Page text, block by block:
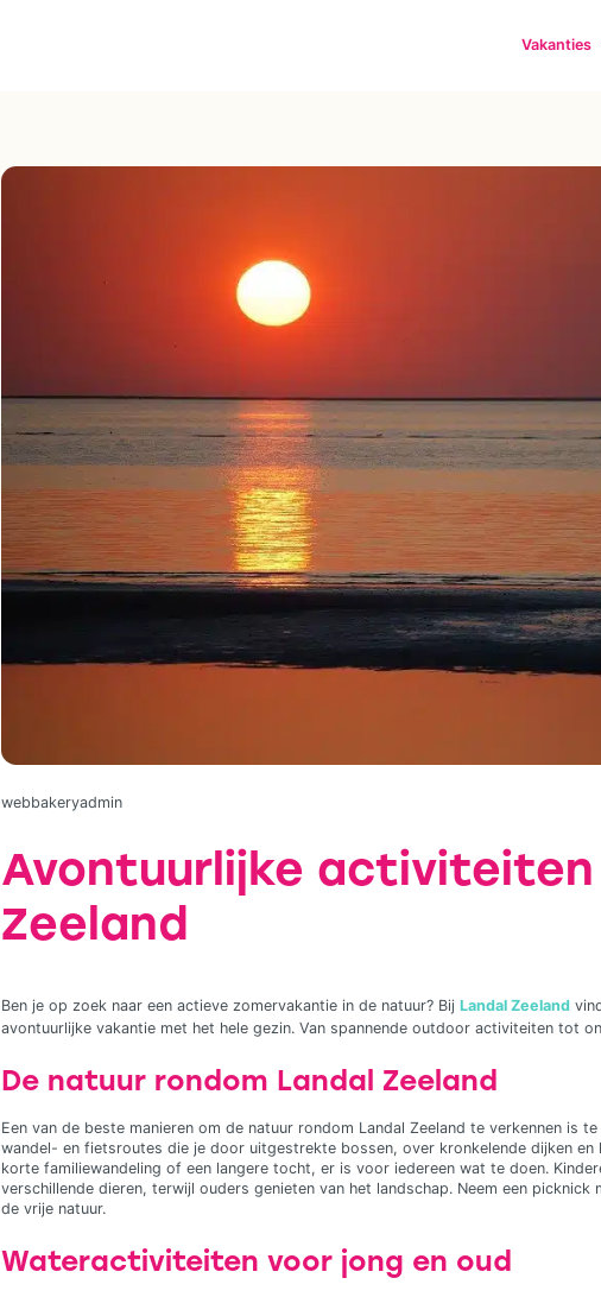
Vakanties
webbakeryadmin
Avontuurlijke activiteiten
Zeeland
Ben je op zoek naar een actieve zomervakantie in de natuur? Bij Landal Zeeland
avontuurlijke vakantie met het hele gezin. Van spannende outdoor activiteiten tot
De natuur rondom Landal Zeeland
Een van de beste manieren om de natuur rondom Landal Zeeland te verkennen is
wandel- en fietsroutes die je door uitgestrekte bossen, over kronkelende dijken
korte familiewandeling of een langere tocht, er is voor iedereen wat te doen.
verschillende dieren, terwijl ouders genieten van het landschap. Neem een picknick
de vrije natuur.
Wateractiviteiten voor jong en oud